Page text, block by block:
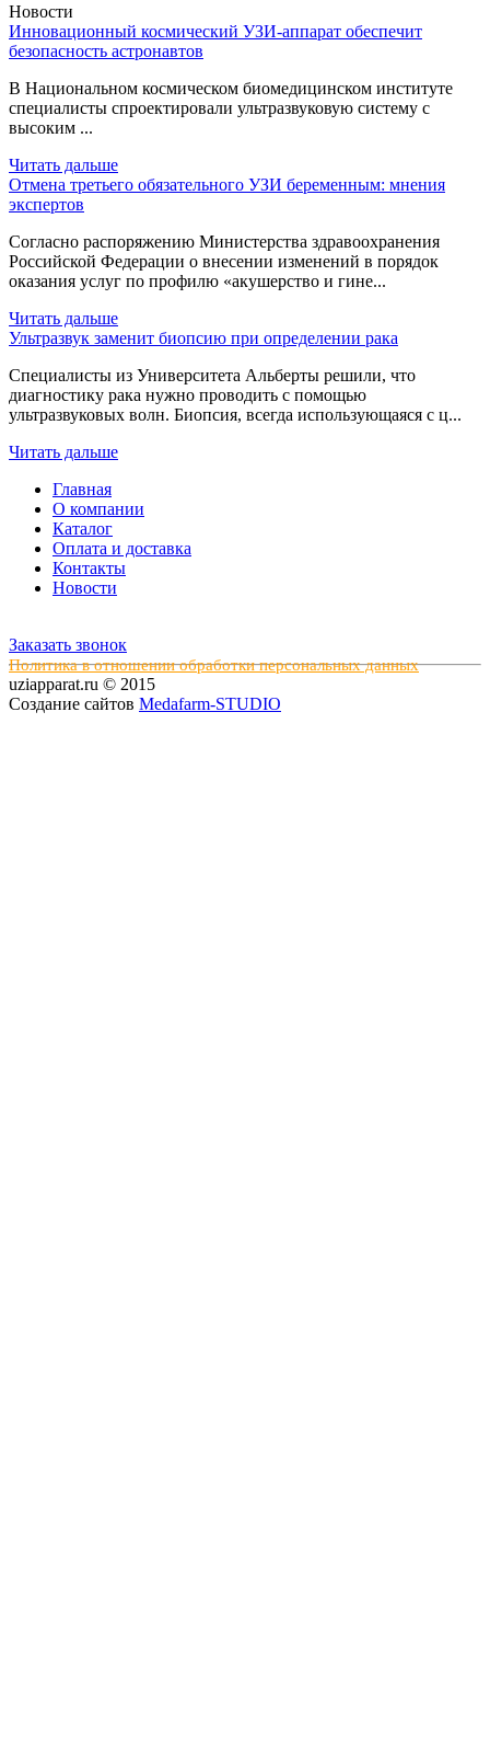
Новости
Инновационный космический УЗИ-аппарат обеспечит
безопасность астронавтов
В Национальном космическом биомедицинском институте
специалисты спроектировали ультразвуковую систему с
высоким ...
Читать дальше
Отмена третьего обязательного УЗИ беременным: мнения
экспертов
Согласно распоряжению Министерства здравоохранения
Российской Федерации о внесении изменений в порядок
оказания услуг по профилю «акушерство и гине...
Читать дальше
Ультразвук заменит биопсию при определении рака
Специалисты из Университета Альберты решили, что
диагностику рака нужно проводить с помощью
ультразвуковых волн. Биопсия, всегда использующаяся с ц...
Читать дальше
Главная
О компании
Каталог
Оплата и доставка
Контакты
Новости
Заказать звонок
Политика в отношении обработки персональных данных
uziapparat.ru © 2015
Создание сайтов Medafarm-STUDIO